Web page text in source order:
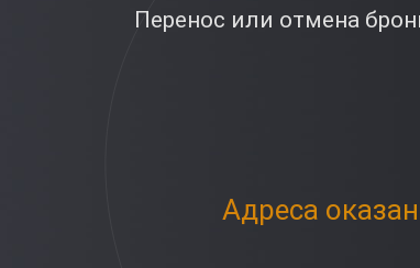
Перенос или отмена
Адреса